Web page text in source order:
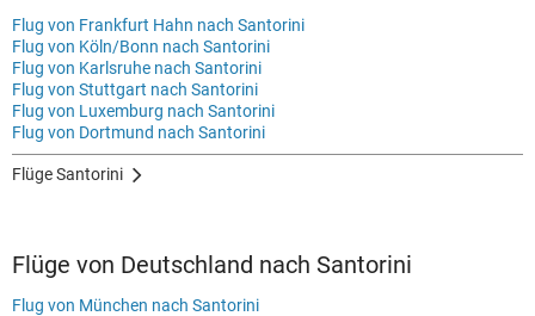
Flug von Frankfurt Hahn nach Santorini
Flug von Köln/Bonn nach Santorini
Flug von Karlsruhe nach Santorini
Flug von Stuttgart nach Santorini
Flug von Luxemburg nach Santorini
Flug von Dortmund nach Santorini
Flüge Santorini
Flüge von Deutschland nach Santorini
Flug von München nach Santorini